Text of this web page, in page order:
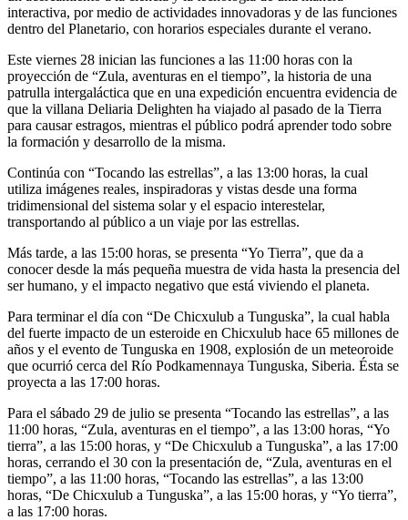
interactiva, por medio de actividades innovadoras y de las funciones
dentro del Planetario, con horarios especiales durante el verano.
Este viernes 28 inician las funciones a las 11:00 horas con la
proyección de “Zula, aventuras en el tiempo”, la historia de una
patrulla intergaláctica que en una expedición encuentra evidencia de
que la villana Deliaria Delighten ha viajado al pasado de la Tierra
para causar estragos, mientras el público podrá aprender todo sobre
la formación y desarrollo de la misma.
Continúa con “Tocando las estrellas”, a las 13:00 horas, la cual
utiliza imágenes reales, inspiradoras y vistas desde una forma
tridimensional del sistema solar y el espacio interestelar,
transportando al público a un viaje por las estrellas.
Más tarde, a las 15:00 horas, se presenta “Yo Tierra”, que da a
conocer desde la más pequeña muestra de vida hasta la presencia del
ser humano, y el impacto negativo que está viviendo el planeta.
Para terminar el día con “De Chicxulub a Tunguska”, la cual habla
del fuerte impacto de un esteroide en Chicxulub hace 65 millones de
años y el evento de Tunguska en 1908, explosión de un meteoroide
que ocurrió cerca del Río Podkamennaya Tunguska, Siberia. Ésta se
proyecta a las 17:00 horas.
Para el sábado 29 de julio se presenta “Tocando las estrellas”, a las
11:00 horas, “Zula, aventuras en el tiempo”, a las 13:00 horas, “Yo
tierra”, a las 15:00 horas, y “De Chicxulub a Tunguska”, a las 17:00
horas, cerrando el 30 con la presentación de, “Zula, aventuras en el
tiempo”, a las 11:00 horas, “Tocando las estrellas”, a las 13:00
horas, “De Chicxulub a Tunguska”, a las 15:00 horas, y “Yo tierra”,
a las 17:00 horas.